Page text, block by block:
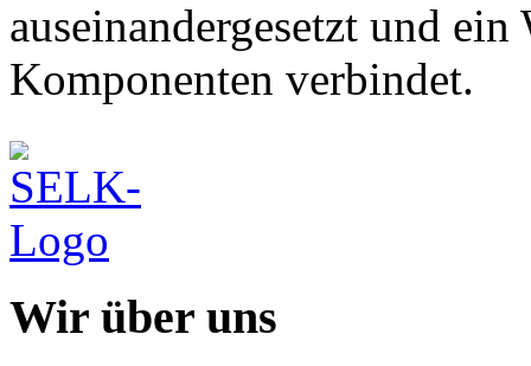
auseinandergesetzt und
Komponenten verbindet.
Wir über uns